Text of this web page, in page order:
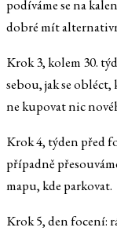
podíváme se na
dobré mít
Krok 3, kolem 30.
sebou, jak se
ne kupovat nic
Krok 4, týden před
případně
mapu, kde parkovat.
Krok 5, den focení: